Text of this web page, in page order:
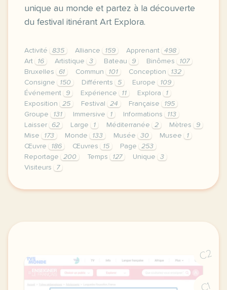
unique au monde et partez à la découverte
du festival itinérant Art Explora.
Activité 835 Alliance 159 Apprenant
498
Art
16 Artistique 3 Bateau 9 Binômes
107
Bruxelles
61 Commun 101 Conception
132
Consigne
150 Différents 5 Europe
109
Événement
9 Expérience 11 Explora
1
Exposition
25 Festival 24 Française
195
Groupe
131 Immersive 1 Informations
113
Laisser
62 Large 1 Méditerranée 2 Mètres
9
Mise
173 Monde 133 Musée 30 Musee
1
Œuvre
186 Œuvres 15 Page
253
Reportage
200 Temps 127 Unique
3
Visiteurs
7
le respect de votre vie privee est une priorite
C2
C1